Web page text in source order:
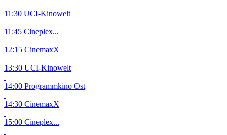
11:30 UCI-Kinowelt
11:45 Cineplex...
12:15 CinemaxX
13:30 UCI-Kinowelt
14:00 Programmkino Ost
14:30 CinemaxX
15:00 Cineplex...